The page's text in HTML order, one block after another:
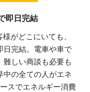
即日完結
がどこにいても、
日完結。電車や車で
難しい商談も必要も
中の全ての人がエネ
スでエネルギー消費